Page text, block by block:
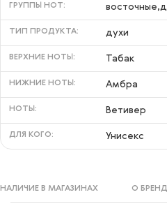
ГРУППЫ НОТ:
ТИП ПРОДУКТА: духи
ВЕРХНИЕ НОТЫ: Табак
НИЖНИЕ НОТЫ: Амбра
НОТЫ: Ветивер
ДЛЯ КОГО: Унисекс
НАЛИЧИЕ В МАГАЗИНАХ О